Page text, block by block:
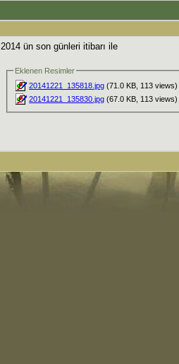
2014 ün son günleri itibarı ile
Eklenen Resimler
20141221_135818.jpg (71.0 KB, 113 views)
20141221_135830.jpg (67.0 KB, 113 views)